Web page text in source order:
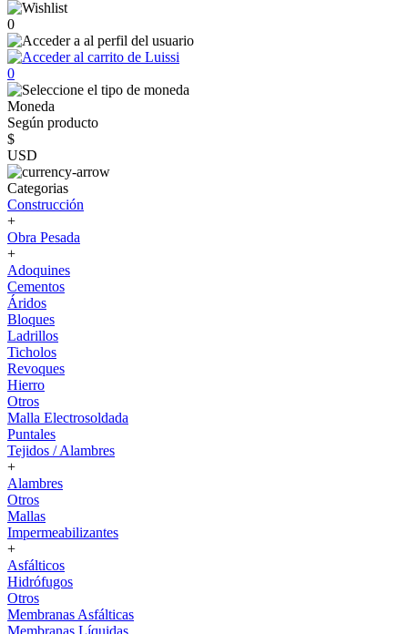
0
0
Moneda
Según producto
$
USD
Categorias
Construcción
+
Obra Pesada
+
Adoquines
Cementos
Áridos
Bloques
Ladrillos
Ticholos
Revoques
Hierro
Otros
Malla Electrosoldada
Puntales
Tejidos / Alambres
+
Alambres
Otros
Mallas
Impermeabilizantes
+
Asfálticos
Hidrófugos
Otros
Membranas Asfálticas
Membranas Líquidas